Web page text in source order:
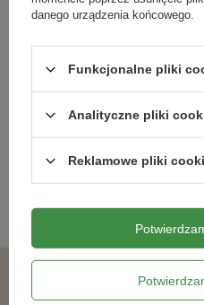
biała – Lamela
Kategorie powiązane
Doniczki i osłonki,
Podobne produkty
danego urządzenia końcowego.
Funkcjonalne pliki
Analityczne pliki
Reklamowe pliki